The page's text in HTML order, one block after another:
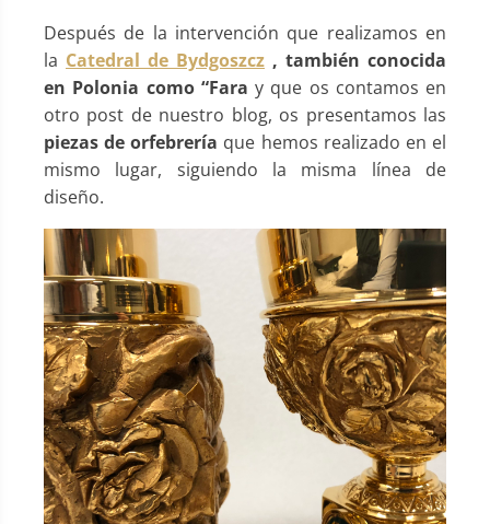
Después de la intervención que realizamos en
la Catedral de Bydgoszcz , también conocida
en Polonia como “Fara y que os contamos en
otro post de nuestro blog, os presentamos las
piezas de orfebrería que hemos realizado en el
mismo lugar, siguiendo la misma línea de
diseño.